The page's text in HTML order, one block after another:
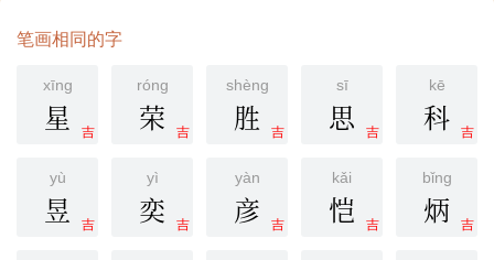
笔画相同的字
xīng
吉
星
róng
吉
荣
shèng
吉
胜
sī
吉
思
kē
吉
科
yù
吉
昱
yì
吉
奕
yàn
吉
彦
kǎi
吉
恺
bǐng
吉
炳